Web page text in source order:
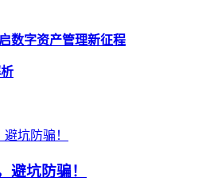
数字资产管理新征程
避坑防骗！